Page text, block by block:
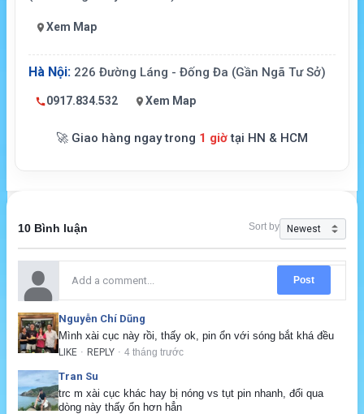
Xem Map
Hà Nội: 226 Đường Láng - Đống Đa (Gần Ngã Tư Sở)
0917.834.532 Xem Map
🚀 Giao hàng ngay trong 1 giờtại HN & HCM
10 Bình luận Sort by
Post
Nguyễn Chí Dũng
Mình xài cục này rồi, thấy ok, pin ổn với sóng bắt khá đều
LIKE · REPLY · 4 tháng trước
Tran Su
trc m xài cục khác hay bị nóng vs tụt pin nhanh, đổi qua
dòng này thấy ổn hơn hẳn